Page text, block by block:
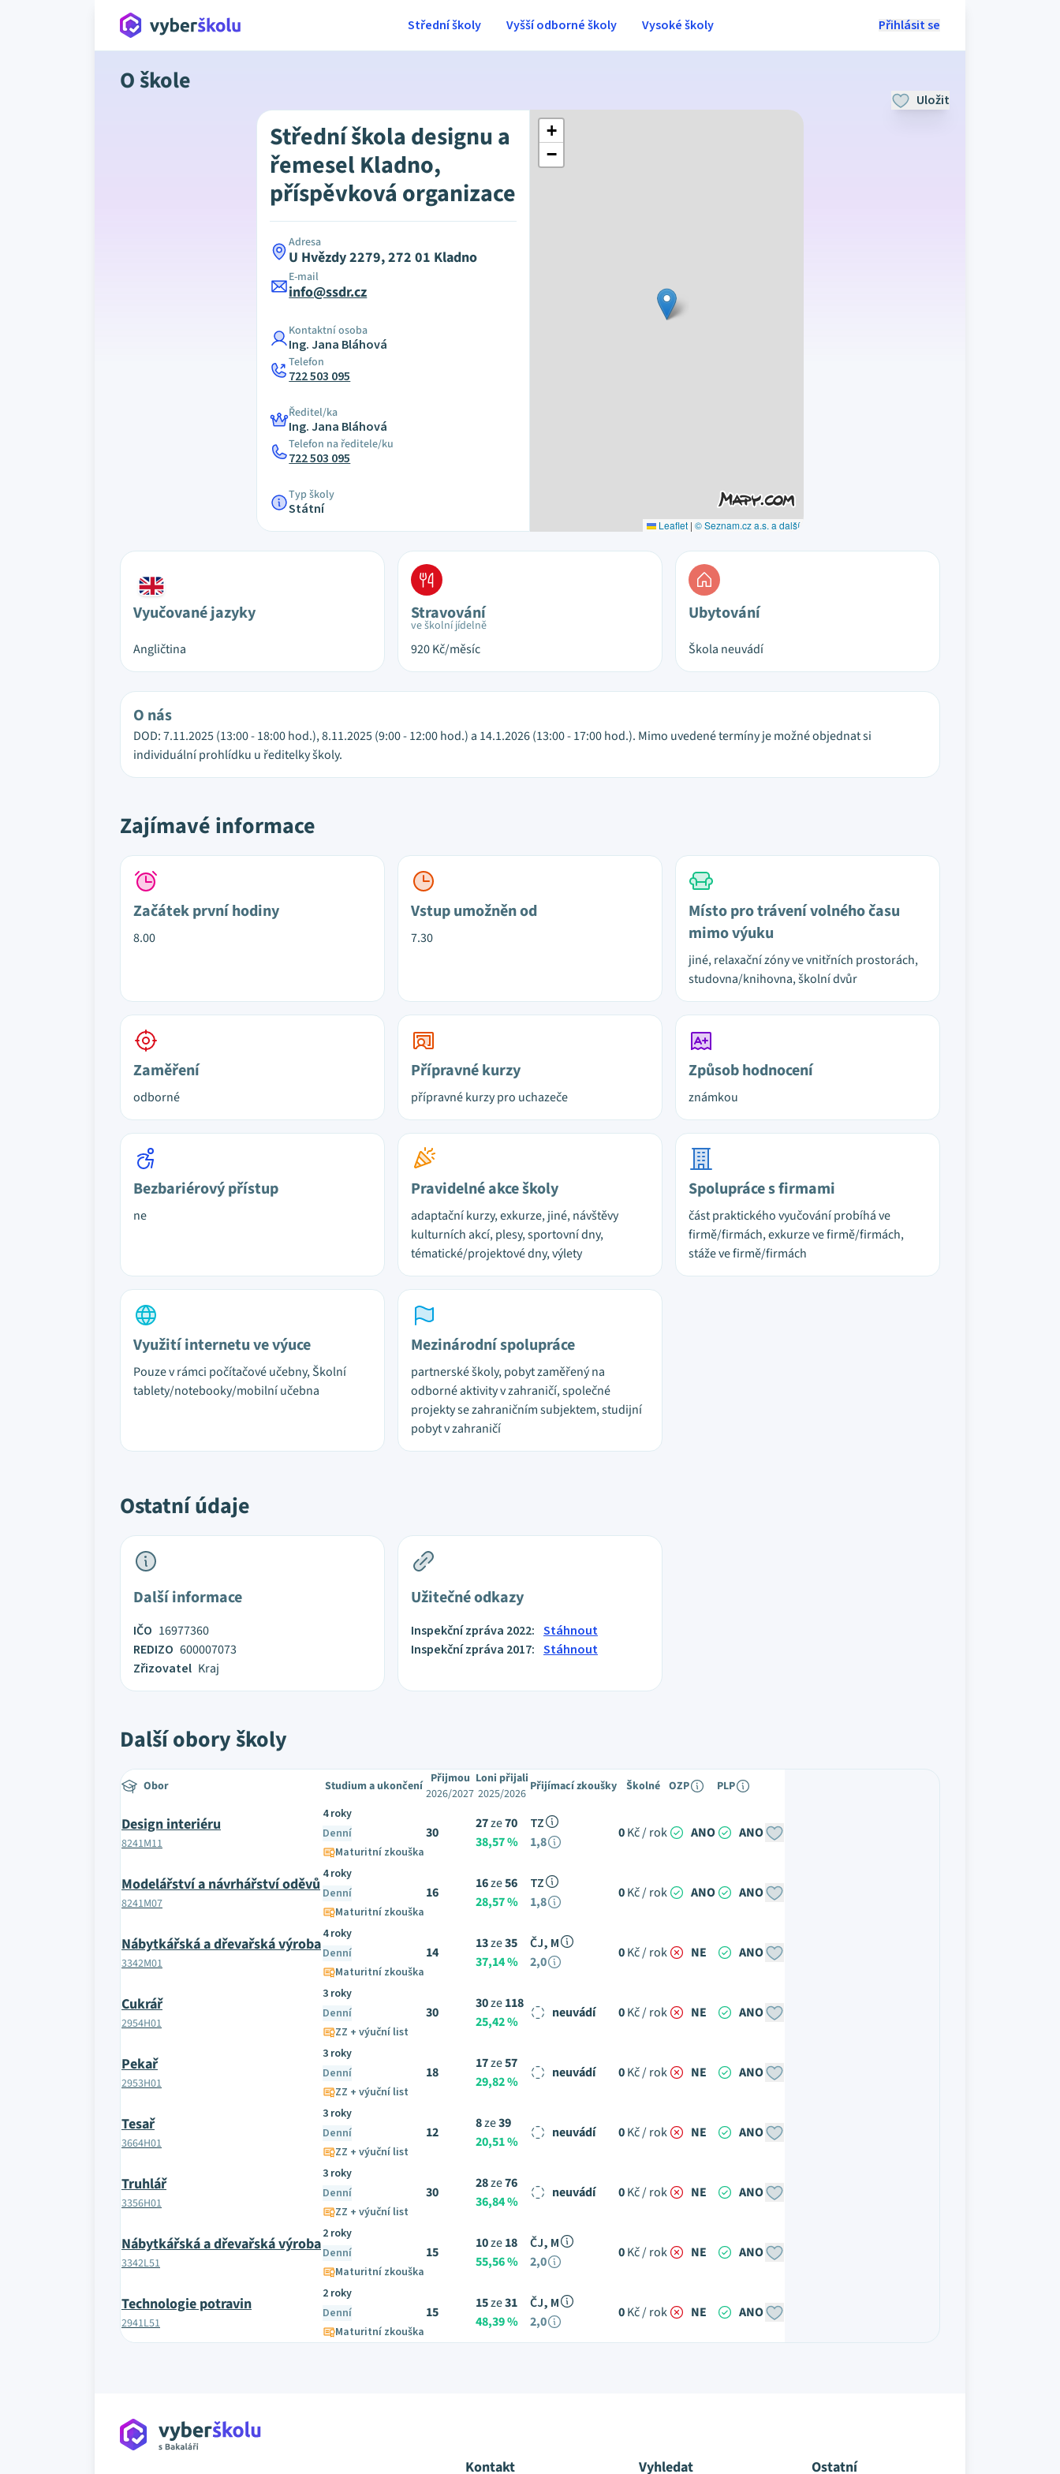
Přihlásit se
Střední školy Vyšší odborné školy Vysoké školy
O škole
Uložit
Střední škola designu a
řemesel Kladno,
příspěvková organizace
Adresa
U Hvězdy 2279, 272 01 Kladno
E-mail
info@ssdr.cz
Kontaktní osoba
Ing. Jana Bláhová
Telefon
722 503 095
Ředitel/ka
Ing. Jana Bláhová
Telefon na ředitele/ku
722 503 095
Typ školy
Státní
+
−
Leaflet | © Seznam.cz a.s. a další
Vyučované jazyky
Angličtina
Stravování
ve školní jídelně
920Kč/měsíc
Ubytování
Škola neuvádí
O nás
DOD: 7.11.2025 (13:00 - 18:00 hod.), 8.11.2025 (9:00 - 12:00 hod.) a 14.1.2026 (13:00 - 17:00 hod.). Mimo uvedené termíny je možné objednat si
individuální prohlídku u ředitelky školy.
Zajímavé informace
Začátek první hodiny
8.00
Vstup umožněn od
7.30
Místo pro trávení volného času
mimo výuku
jiné, relaxační zóny ve vnitřních prostorách,
studovna/knihovna, školní dvůr
Zaměření
odborné
Přípravné kurzy
přípravné kurzy pro uchazeče
Způsob hodnocení
známkou
Bezbariérový přístup
ne
Pravidelné akce školy
adaptační kurzy, exkurze, jiné, návštěvy
kulturních akcí, plesy, sportovní dny,
tématické/projektové dny, výlety
Spolupráce s firmami
část praktického vyučování probíhá ve
firmě/firmách, exkurze ve firmě/firmách,
stáže ve firmě/firmách
Využití internetu ve výuce
Pouze v rámci počítačové učebny, Školní
tablety/notebooky/mobilní učebna
Mezinárodní spolupráce
partnerské školy, pobyt zaměřený na
odborné aktivity v zahraničí, společné
projekty se zahraničním subjektem, studijní
pobyt v zahraničí
Ostatní údaje
Další informace
IČO 16977360
REDIZO 600007073
Zřizovatel Kraj
Užitečné odkazy
Inspekční zpráva 2022: Stáhnout
Inspekční zpráva 2017: Stáhnout
Další obory školy
Obor Studium a ukončení Přijmou
2026/2027
Loni přijali
2025/2026 Přijímací zkoušky Školné OZP PLP
Design interiéru
8241M11
4 roky
Denní
Maturitní zkouška
30
27ze70
38,57 %
TZ
1,8
0Kč / rok ANO ANO
Modelářství a návrhářství oděvů
8241M07
4 roky
Denní
Maturitní zkouška
16
16ze56
28,57 %
TZ
1,8
0Kč / rok ANO ANO
Nábytkářská a dřevařská výroba
3342M01
4 roky
Denní
Maturitní zkouška
14
13ze35
37,14 %
ČJ, M
2,0
0Kč / rok NE ANO
Cukrář
2954H01
3 roky
Denní
ZZ + výuční list
30
30ze118
25,42 %
neuvádí 0Kč / rok NE ANO
Pekař
2953H01
3 roky
Denní
ZZ + výuční list
18
17ze57
29,82 %
neuvádí 0Kč / rok NE ANO
Tesař
3664H01
3 roky
Denní
ZZ + výuční list
12
8ze39
20,51 %
neuvádí 0Kč / rok NE ANO
Truhlář
3356H01
3 roky
Denní
ZZ + výuční list
30
28ze76
36,84 %
neuvádí 0Kč / rok NE ANO
Nábytkářská a dřevařská výroba
3342L51
2 roky
Denní
Maturitní zkouška
15
10ze18
55,56 %
ČJ, M
2,0
0Kč / rok NE ANO
Technologie potravin
2941L51
2 roky
Denní
Maturitní zkouška
15
15ze31
48,39 %
ČJ, M
2,0
0Kč / rok NE ANO
Kontakt Vyhledat Ostatní